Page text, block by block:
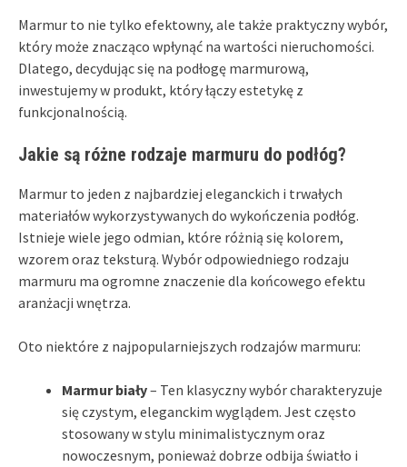
Marmur to nie tylko efektowny, ale także praktyczny wybór,
który może znacząco wpłynąć na wartości nieruchomości.
Dlatego, decydując się na podłogę marmurową,
inwestujemy w produkt, który łączy estetykę z
funkcjonalnością.
Jakie są różne rodzaje marmuru do podłóg?
Marmur to jeden z najbardziej eleganckich i trwałych
materiałów wykorzystywanych do wykończenia podłóg.
Istnieje wiele jego odmian, które różnią się kolorem,
wzorem oraz teksturą. Wybór odpowiedniego rodzaju
marmuru ma ogromne znaczenie dla końcowego efektu
aranżacji wnętrza.
Oto niektóre z najpopularniejszych rodzajów marmuru:
Marmur biały– Ten klasyczny wybór charakteryzuje
się czystym, eleganckim wyglądem. Jest często
stosowany w stylu minimalistycznym oraz
nowoczesnym, ponieważ dobrze odbija światło i